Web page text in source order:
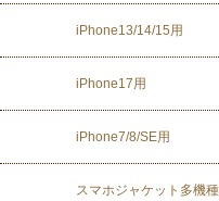
iPhone13/14/15用
iPhone17用
iPhone7/8/SE用
スマホジャケット多機